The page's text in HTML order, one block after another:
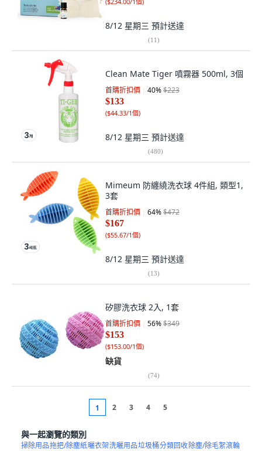
8/12 星期三 預計送達
(11)
Clean Mate Tiger 噴霧器 500ml, 3個
首購折扣價 40%$223
$133
($44.33/1個)
8/12 星期三 預計送達
(480)
Mimeum 防纏繞洗衣球 4件組, 類型1,
3套
首購折扣價 64%$472
$167
($55.67/1個)
8/12 星期三 預計送達
(13)
矽膠洗衣球 2入, 1套
首購折扣價 56%$349
$153
($153.00/1個)
缺貨
(74)
1 2 3 4 5
與一起瀏覽的類別
掃除用品拖把/除塵紙曬衣架洗曬用品垃圾桶分類回收除塵/除毛絮滾輪